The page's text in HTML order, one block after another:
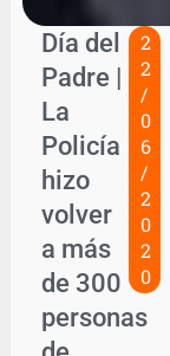
Día del
Padre |
La
Policía
hizo
volver
a más
de 300
personas
2
2
/
0
6
/
2
0
2
0